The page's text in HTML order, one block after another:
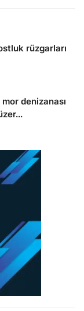
rüzgarları
mor denizanası